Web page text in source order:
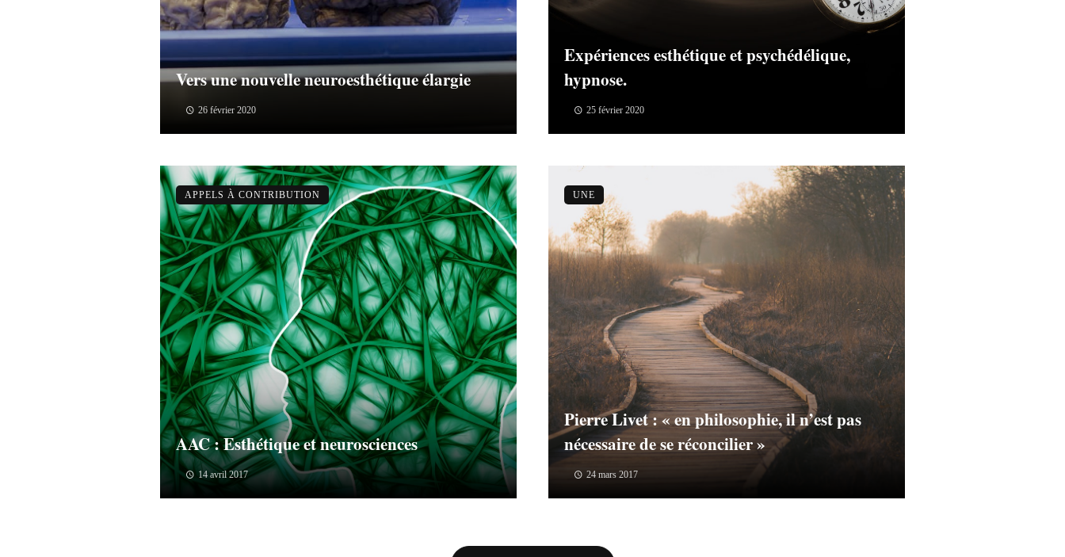
Vers une nouvelle neuroesthétique élargie
26 février 2020
Expériences esthétique et psychédélique,
hypnose.
25 février 2020
AAC : Esthétique et neurosciences
14 avril 2017
APPELS À CONTRIBUTION
Pierre Livet : « en philosophie, il n’est pas
nécessaire de se réconcilier »
24 mars 2017
UNE